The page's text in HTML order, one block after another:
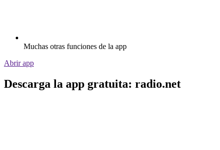
Muchas otras funciones de la app
Abrir app
Descarga la app gratuita: radio.net